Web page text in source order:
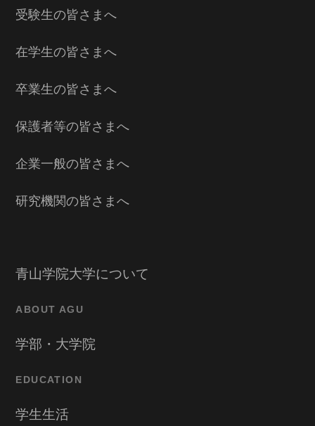
受験生の皆さまへ
在学生の皆さまへ
卒業生の皆さまへ
保護者等の皆さまへ
企業一般の皆さまへ
研究機関の皆さまへ
青山学院大学について
ABOUT AGU
学部・大学院
EDUCATION
学生生活